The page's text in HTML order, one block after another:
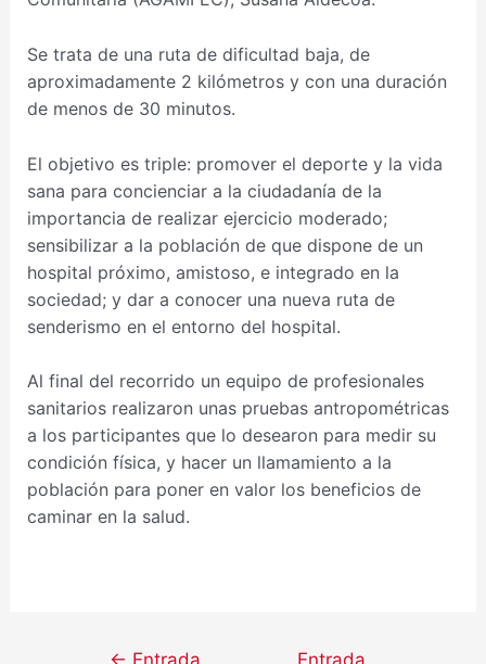
Se trata de una ruta de dificultad baja, de
aproximadamente 2 kilómetros y con una duración
de menos de 30 minutos.
El objetivo es triple: promover el deporte y la vida
sana para concienciar a la ciudadanía de la
importancia de realizar ejercicio moderado;
sensibilizar a la población de que dispone de un
hospital próximo, amistoso, e integrado en la
sociedad; y dar a conocer una nueva ruta de
senderismo en el entorno del hospital.
Al final del recorrido un equipo de profesionales
sanitarios realizaron unas pruebas antropométricas
a los participantes que lo desearon para medir su
condición física, y hacer un llamamiento a la
población para poner en valor los beneficios de
caminar en la salud.
← Entrada Entrada